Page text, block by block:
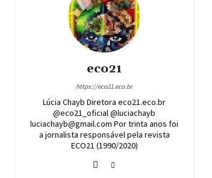
eco21
https://eco21.eco.br
Lúcia Chayb Diretora eco21.eco.br
@eco21_oficial @luciachayb
luciachayb@gmail.com Por trinta anos foi
a jornalista responsável pela revista
ECO21 (1990/2020)